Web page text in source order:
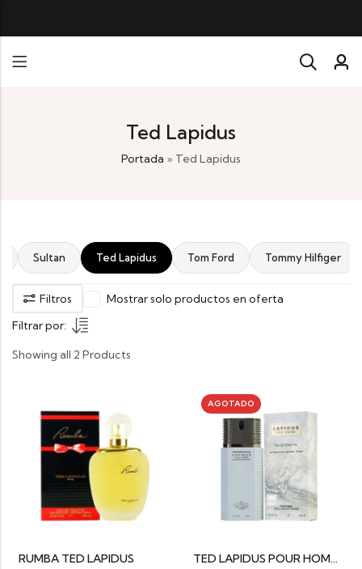
Ted Lapidus
Portada » Ted Lapidus
Sultan Ted Lapidus Tom Ford Tommy Hilfiger
Filtros
Mostrar solo productos en oferta
Filtrar por:
Showing all 2 Products
RUMBA TED LAPIDUS
AGOTADO
TED LAPIDUS POUR HOMME